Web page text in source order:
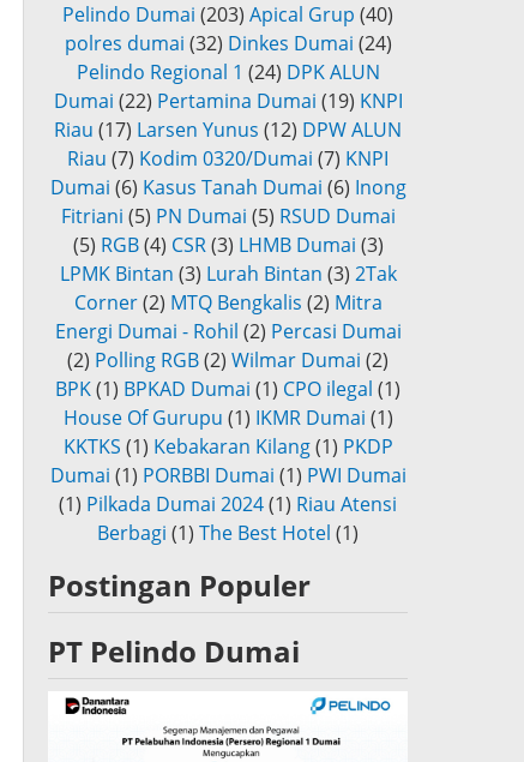
Pelindo Dumai (203) Apical Grup (40)
polres dumai (32) Dinkes Dumai (24)
Pelindo Regional 1 (24) DPK ALUN
Dumai (22) Pertamina Dumai (19) KNPI
Riau (17) Larsen Yunus (12) DPW ALUN
Riau (7) Kodim 0320/Dumai (7) KNPI
Dumai (6) Kasus Tanah Dumai (6) Inong
Fitriani (5) PN Dumai (5) RSUD Dumai
(5) RGB (4) CSR (3) LHMB Dumai (3)
LPMK Bintan (3) Lurah Bintan (3) 2Tak
Corner (2) MTQ Bengkalis (2) Mitra
Energi Dumai - Rohil (2) Percasi Dumai
(2) Polling RGB(2) Wilmar Dumai (2)
BPK(1) BPKAD Dumai (1) CPO ilegal (1)
House Of Gurupu (1) IKMR Dumai (1)
KKTKS (1) Kebakaran Kilang (1) PKDP
Dumai (1) PORBBI Dumai (1) PWI Dumai
(1) Pilkada Dumai 2024(1) Riau Atensi
Berbagi (1) The Best Hotel (1)
Postingan Populer
PT Pelindo Dumai